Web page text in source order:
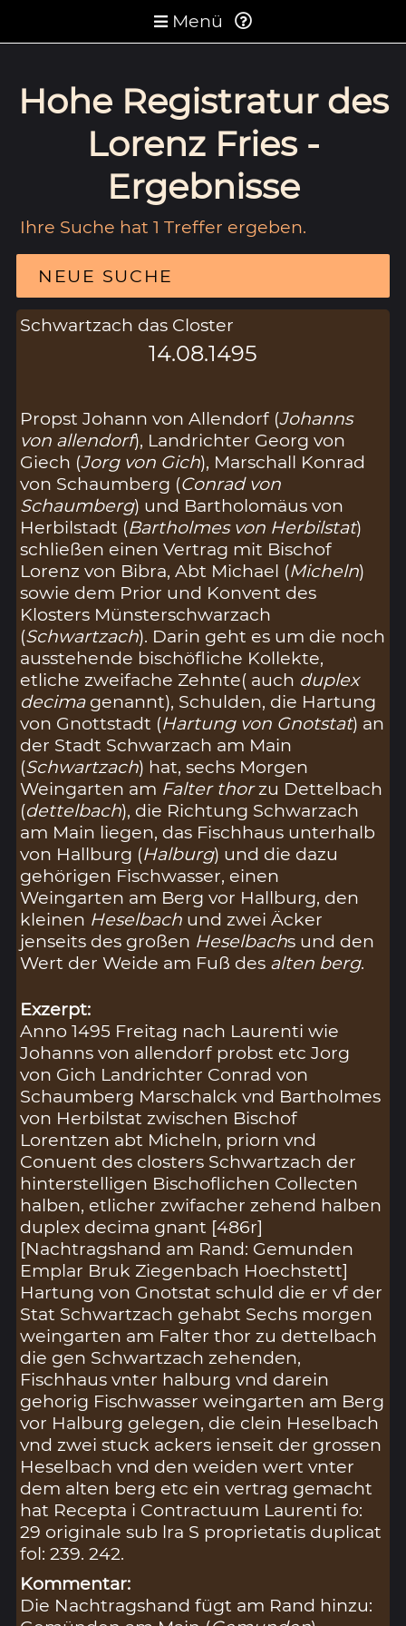
Menü
Hohe Registratur des
Lorenz Fries -
Ergebnisse
Ihre Suche hat 1 Treffer ergeben.
NEUE SUCHE
Schwartzach das Closter
14.08.1495
Propst Johann von Allendorf (Johanns
von allendorf), Landrichter Georg von
Giech (Jorg von Gich), Marschall Konrad
von Schaumberg (Conrad von
Schaumberg) und Bartholomäus von
Herbilstadt (Bartholmes von Herbilstat)
schließen einen Vertrag mit Bischof
Lorenz von Bibra, Abt Michael (Micheln)
sowie dem Prior und Konvent des
Klosters Münsterschwarzach
(Schwartzach). Darin geht es um die noch
ausstehende bischöfliche Kollekte,
etliche zweifache Zehnte( auch duplex
decimagenannt), Schulden, die Hartung
von Gnottstadt (Hartung von Gnotstat) an
der Stadt Schwarzach am Main
(Schwartzach) hat, sechs Morgen
Weingarten am Falter thorzu Dettelbach
(dettelbach), die Richtung Schwarzach
am Main liegen, das Fischhaus unterhalb
von Hallburg (Halburg) und die dazu
gehörigen Fischwasser, einen
Weingarten am Berg vor Hallburg, den
kleinen Heselbach und zwei Äcker
jenseits des großen Heselbachs und den
Wert der Weide am Fuß des alten berg.
Exzerpt:
Anno 1495 Freitag nach Laurenti wie
Johanns von allendorf probst etc Jorg
von Gich Landrichter Conrad von
Schaumberg Marschalck vnd Bartholmes
von Herbilstat zwischen Bischof
Lorentzen abt Micheln, priorn vnd
Conuent des closters Schwartzach der
hinterstelligen Bischoflichen Collecten
halben, etlicher zwifacher zehend halben
duplex decima gnant [486r]
[Nachtragshand am Rand: Gemunden
Emplar Bruk Ziegenbach Hoechstett]
Hartung von Gnotstat schuld die er vf der
Stat Schwartzach gehabt Sechs morgen
weingarten am Falter thor zu dettelbach
die gen Schwartzach zehenden,
Fischhaus vnter halburg vnd darein
gehorig Fischwasser weingarten am Berg
vor Halburg gelegen, die clein Heselbach
vnd zwei stuck ackers ienseit der grossen
Heselbach vnd den weiden wert vnter
dem alten berg etc ein vertrag gemacht
hat Recepta i Contractuum Laurenti fo:
29 originale sub lra S proprietatis duplicat
fol: 239. 242.
Kommentar:
Die Nachtragshand fügt am Rand hinzu: